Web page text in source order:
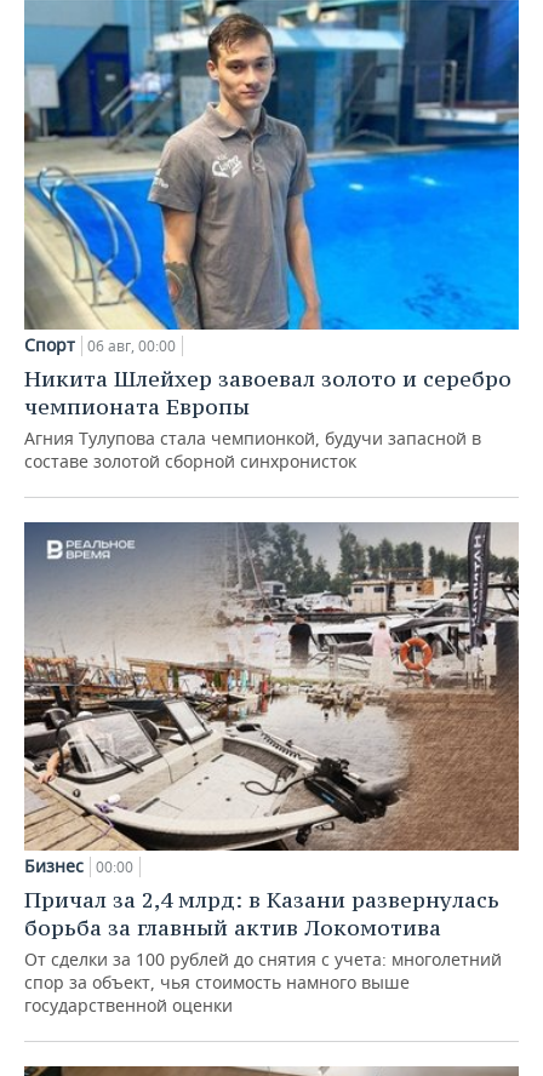
Спорт 06 авг, 00:00
Никита Шлейхер завоевал золото и серебро
чемпионата Европы
Агния Тулупова стала чемпионкой, будучи запасной в
составе золотой сборной синхронисток
Бизнес 00:00
Причал за 2,4 млрд: в Казани развернулась
борьба за главный актив Локомотива
От сделки за 100 рублей до снятия с учета: многолетний
спор за объект, чья стоимость намного выше
государственной оценки